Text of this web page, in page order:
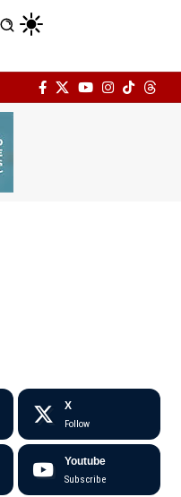
X
Follow
Youtube
Subscribe